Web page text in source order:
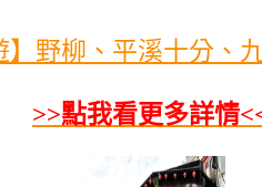
】野柳、平溪十分、
>>點我看更多詳情